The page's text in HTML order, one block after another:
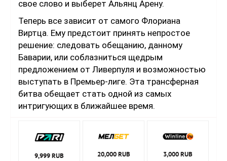
свое слово и выберет Альянц Арену.
Теперь все зависит от самого Флориана
Виртца. Ему предстоит принять непростое
решение: следовать обещанию, данному
Баварии, или соблазниться щедрым
предложением от Ливерпуля и возможностью
выступать в Премьер-лиге. Эта трансферная
битва обещает стать одной из самых
интригующих в ближайшее время.
9,999 RUB 20,000 RUB 3,000 RUB